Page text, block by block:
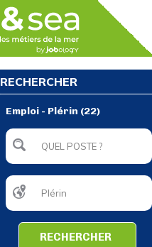
RECHERCHER
Emploi - Plérin (22)
RECHERCHER